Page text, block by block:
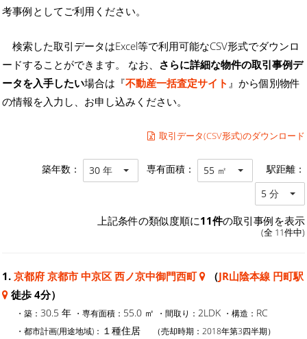
考事例としてご利用ください。
検索した取引データはExcel等で利用可能なCSV形式でダウンロ
ードすることができます。 なお、 さらに詳細な物件の取引事例デ
ータを入手したい場合は『不動産一括査定サイト 』から個別物件
の情報を入力し、お申し込みください。
取引データ(CSV形式)のダウンロード
築年数： 30 年 専有面積： 55 ㎡ 駅距離：
5 分
上記条件の類似度順に11件の取引事例を表示
(全 11件中)
1. 京都府 京都市 中京区 西ノ京中御門西町 （JR山陰本線 円町駅
徒歩 4分）
・築： 30.5 年 ・専有面積： 55.0 ㎡ ・間取り： 2LDK ・構造： RC
・都市計画(用途地域)： １種住居 （売却時期：2018年第3四半期）